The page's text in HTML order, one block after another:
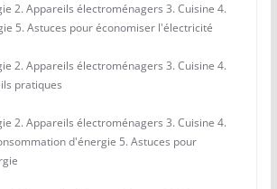
2. Appareils électroménagers 3. Cuisine 4.
5. Astuces pour économiser l'électricité
2. Appareils électroménagers 3. Cuisine 4.
pratiques
2. Appareils électroménagers 3. Cuisine 4.
d'énergie 5. Astuces pour